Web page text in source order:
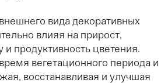
вида декоративных
влияя на прирост,
и продуктивность цветения.
вегетационного периода и
восстанавливая и улучшая